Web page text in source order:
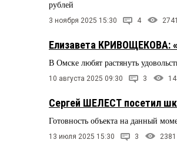
рублей
3 ноября 2025 15:30 4 2741
Елизавета КРИВОЩЕКОВА:
В Омске любят растянуть
10 августа 2025 09:30 3
Сергей ШЕЛЕСТ посетил
Готовность объекта на данный
13 июля 2025 15:30 3 2381